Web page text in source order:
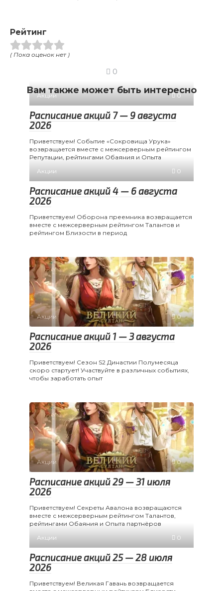
Рейтинг
( Пока оценок нет )
0
Вам также может быть интересно
Акции 0
Расписание акций 7 — 9 августа
2026
Приветствуем! Событие «Сокровища Урука»
возвращается вместе с межсерверным рейтингом
Репутации, рейтингами Обаяния и Опыта
Акции
0
Расписание акций 4 — 6 августа
2026
Приветствуем! Оборона преемника возвращается
вместе с межсерверным рейтингом Талантов и
рейтингом Близости в период
Акции 0
Расписание акций 1 — 3 августа
2026
Приветствуем! Сезон S2 Династии Полумесяца
скоро стартует! Участвуйте в различных событиях,
чтобы заработать опыт
Акции 0
Расписание акций 29 — 31 июля
2026
Приветствуем! Секреты Авалона возвращаются
вместе с межсерверным рейтингом Талантов,
рейтингами Обаяния и Опыта партнёров
Акции
0
Расписание акций 25 — 28 июля
2026
Приветствуем! Великая Гавань возвращается